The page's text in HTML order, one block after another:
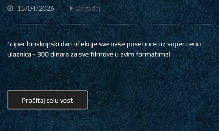
15/04/2026 Događaji
Super bioskopski dan očekuje sve naše posetioce uz super cenu
ulaznica - 300 dinara za sve filmove u svim formatima!
Pročitaj celu vest